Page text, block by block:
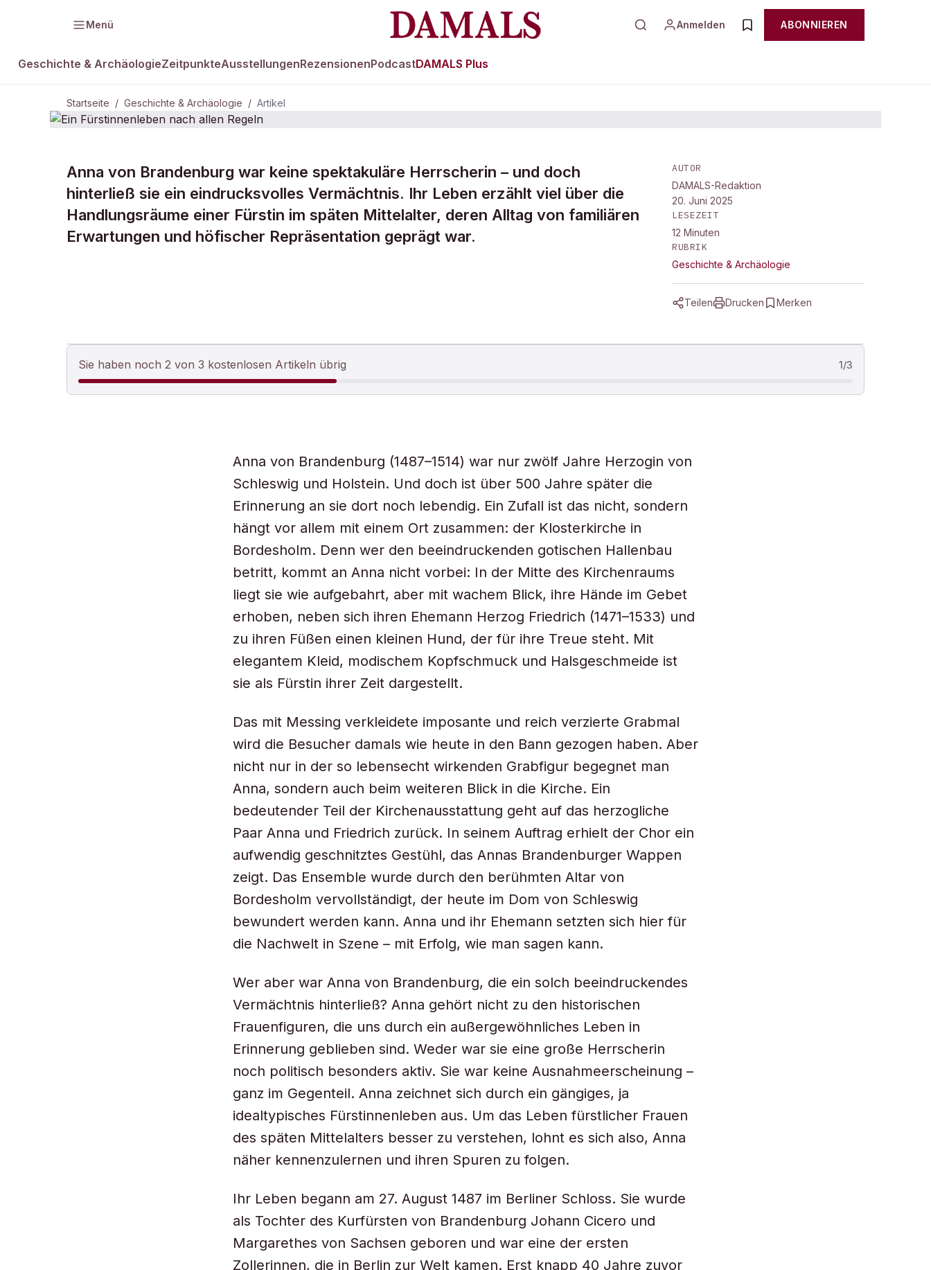
Menü Anmelden ABONNIEREN
Geschichte & ArchäologieZeitpunkteAusstellungenRezensionenPodcastDAMALS Plus
Startseite / Geschichte & Archäologie / Artikel
DAMALS PlusGESCHICHTE & ARCHÄOLOGIE
Ein Fürstinnenleben nach
allen Regeln
Anna von Brandenburg war keine spektakuläre Herrscherin – und doch
hinterließ sie ein eindrucksvolles Vermächtnis. Ihr Leben erzählt viel über die
Handlungsräume einer Fürstin im späten Mittelalter, deren Alltag von familiären
Erwartungen und höfischer Repräsentation geprägt war.
AUTOR
DAMALS-Redaktion
20. Juni 2025
LESEZEIT
12 Minuten
RUBRIK
Geschichte & Archäologie
Teilen Drucken Merken
Sie haben noch 2 von 3 kostenlosen Artikeln übrig 1/3
Anna von Brandenburg (1487–1514) war nur zwölf Jahre Herzogin von
Schleswig und Holstein. Und doch ist über 500 Jahre später die
Erinnerung an sie dort noch lebendig. Ein Zufall ist das nicht, sondern
hängt vor allem mit einem Ort zusammen: der Klosterkirche in
Bordesholm. Denn wer den beeindruckenden gotischen Hallenbau
betritt, kommt an Anna nicht vorbei: In der Mitte des Kirchenraums
liegt sie wie aufgebahrt, aber mit wachem Blick, ihre Hände im Gebet
erhoben, neben sich ihren Ehemann Herzog Friedrich (1471–1533) und
zu ihren Füßen einen kleinen Hund, der für ihre Treue steht. Mit
elegantem Kleid, modischem Kopfschmuck und Halsgeschmeide ist
sie als Fürstin ihrer Zeit dargestellt.
Das mit Messing verkleidete imposante und reich verzierte Grabmal
wird die Besucher damals wie heute in den Bann gezogen haben. Aber
nicht nur in der so lebensecht wirkenden Grabfigur begegnet man
Anna, sondern auch beim weiteren Blick in die Kirche. Ein
bedeutender Teil der Kirchenausstattung geht auf das herzogliche
Paar Anna und Friedrich zurück. In seinem Auftrag erhielt der Chor ein
aufwendig geschnitztes Gestühl, das Annas Brandenburger Wappen
zeigt. Das Ensemble wurde durch den berühmten Altar von
Bordesholm vervollständigt, der heute im Dom von Schleswig
bewundert werden kann. Anna und ihr Ehemann setzten sich hier für
die Nachwelt in Szene – mit Erfolg, wie man sagen kann.
Wer aber war Anna von Brandenburg, die ein solch beeindruckendes
Vermächtnis hinterließ? Anna gehört nicht zu den historischen
Frauenfiguren, die uns durch ein außergewöhnliches Leben in
Erinnerung geblieben sind. Weder war sie eine große Herrscherin
noch politisch besonders aktiv. Sie war keine Ausnahmeerscheinung –
ganz im Gegenteil. Anna zeichnet sich durch ein gängiges, ja
idealtypisches Fürstinnenleben aus. Um das Leben fürstlicher Frauen
des späten Mittelalters besser zu verstehen, lohnt es sich also, Anna
näher kennenzulernen und ihren Spuren zu folgen.
Ihr Leben begann am 27. August 1487 im Berliner Schloss. Sie wurde
als Tochter des Kurfürsten von Brandenburg Johann Cicero und
Margarethes von Sachsen geboren und war eine der ersten
Zollerinnen, die in Berlin zur Welt kamen. Erst knapp 40 Jahre zuvor